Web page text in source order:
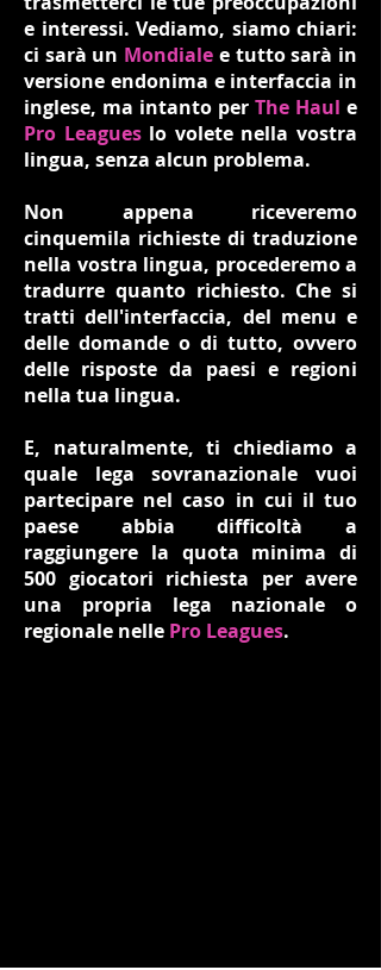
e interessi. Vediamo, siamo chiari:
ci sarà un Mondiale e tutto sarà in
versione endonima e interfaccia in
inglese, ma intanto per The Haul e
Pro Leagueslo volete nella vostra
lingua, senza alcun problema.
Non appena riceveremo
cinquemila richieste di traduzione
nella vostra lingua, procederemo a
tradurre quanto richiesto. Che si
tratti dell'interfaccia, del menu e
delle domande o di tutto, ovvero
delle risposte da paesi e regioni
nella tua lingua.
E, naturalmente, ti chiediamo a
quale lega sovranazionale vuoi
partecipare nel caso in cui il tuo
paese abbia difficoltà a
raggiungere la quota minima di
500 giocatori richiesta per avere
una propria lega nazionale o
regionale nelle Pro Leagues.